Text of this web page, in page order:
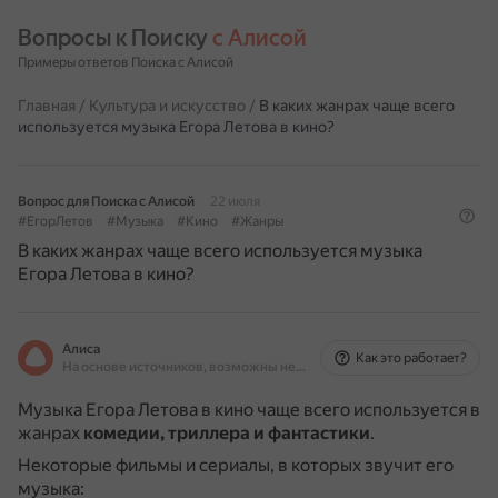
Вопросы к Поиску с Алисой
Примеры ответов Поиска с Алисой
Главная / Культура и искусство / В каких жанрах чаще всего
используется музыка Егора Летова в кино?
Вопрос для Поиска с Алисой
22 июля
#ЕгорЛетов
#Музыка #Кино #Жанры
В каких жанрах чаще всего используется музыка
Егора Летова в кино?
Алиса
На основе источников, возможны неточности
Как это работает?
Музыка Егора Летова в кино чаще всего используется в
жанрах комедии, триллера и фантастики.
Некоторые фильмы и сериалы, в которых звучит его
музыка: